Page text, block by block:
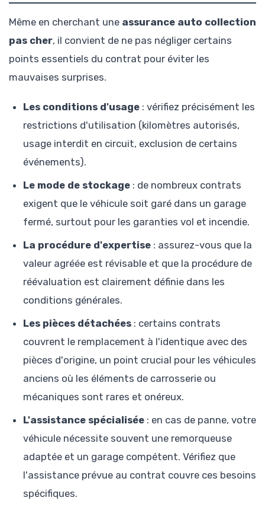
Même en cherchant une assurance auto collection
pas cher, il convient de ne pas négliger certains
points essentiels du contrat pour éviter les
mauvaises surprises.
Les conditions d'usage : vérifiez précisément les
restrictions d'utilisation (kilomètres autorisés,
usage interdit en circuit, exclusion de certains
événements).
Le mode de stockage : de nombreux contrats
exigent que le véhicule soit garé dans un garage
fermé, surtout pour les garanties vol et incendie.
La procédure d'expertise : assurez-vous que la
valeur agréée est révisable et que la procédure de
réévaluation est clairement définie dans les
conditions générales.
Les pièces détachées : certains contrats
couvrent le remplacement à l'identique avec des
pièces d'origine, un point crucial pour les véhicules
anciens où les éléments de carrosserie ou
mécaniques sont rares et onéreux.
L'assistance spécialisée : en cas de panne, votre
véhicule nécessite souvent une remorqueuse
adaptée et un garage compétent. Vérifiez que
l'assistance prévue au contrat couvre ces besoins
spécifiques.